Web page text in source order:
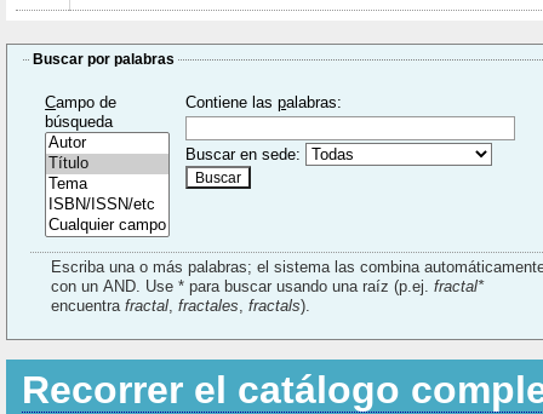
Buscar por palabras
Campo de
búsqueda
Contiene laspalabras:
Buscar en sede:
Escriba una o más palabras; el sistema las combina
con un AND. Use * para buscar usando una raíz (p.ej.fractal*
encuentrafractal ,fractales ,fractals).
Recorrer el catálogo